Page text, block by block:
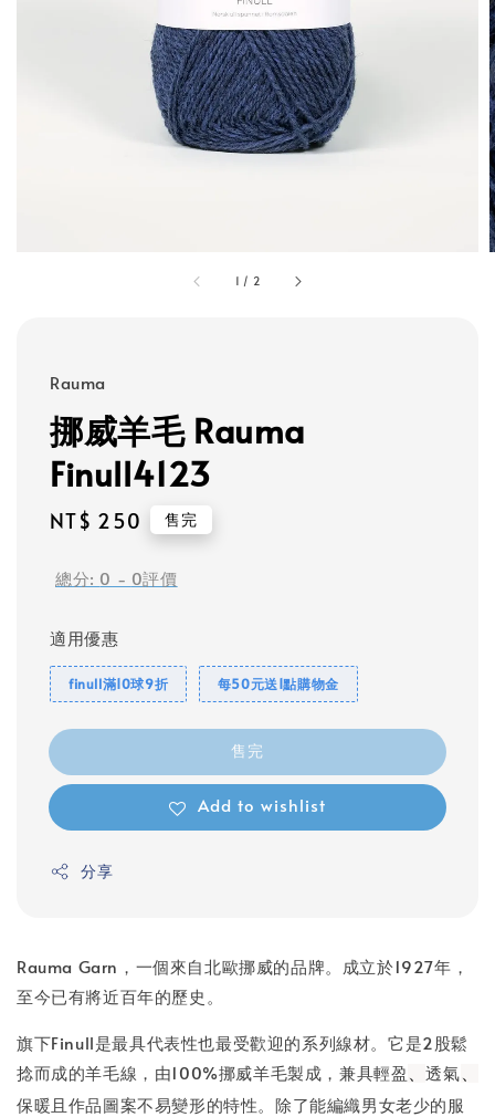
1 / 2
Rauma
挪威羊毛 Rauma
Finull4123
Regular
NT$ 250 售完
總分: 0 - 0評價
適用優惠
finull滿10球9折 每50元送1點購物金
售完
Add to wishlist
分享
Rauma Garn，一個來自北歐挪威的品牌。成立於1927年，
至今已有將近百年的歷史。
旗下Finull是最具代表性也最受歡迎的系列線材。它是2股鬆
捻而成的羊毛線，由100%挪威羊毛製成，兼具輕盈
、透氣
保暖且作品圖案不易變形的特性。除了能編織男女老少的服